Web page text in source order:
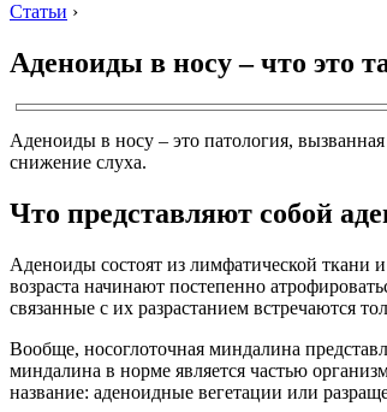
Статьи ›
Аденоиды в носу – что это
Аденоиды в носу – это патология,
снижение слуха.
Что представляют собой
Аденоиды состоят из лимфатической ткани
возраста начинают постепенно
связанные с их разрастанием встречаются
Вообще, носоглоточная миндалина
миндалина в норме является частью
название: аденоидные вегетации или